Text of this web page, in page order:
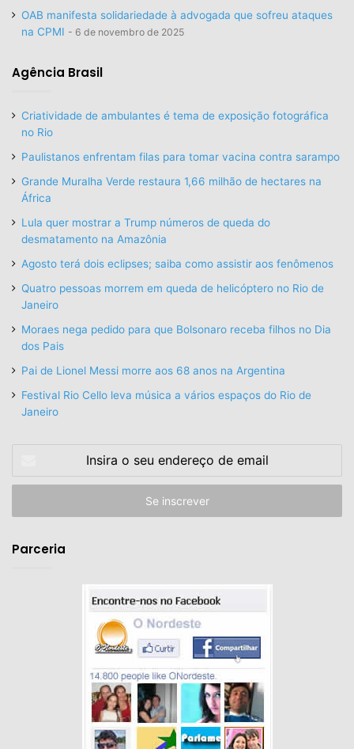
OAB manifesta solidariedade à advogada que sofreu ataques
na CPMI
6 de novembro de 2025
Agência Brasil
Criatividade de ambulantes é tema de exposição fotográfica
no Rio
Paulistanos enfrentam filas para tomar vacina contra sarampo
Grande Muralha Verde restaura 1,66 milhão de hectares na
África
Lula quer mostrar a Trump números de queda do
desmatamento na Amazônia
Agosto terá dois eclipses; saiba como assistir aos fenômenos
Quatro pessoas morrem em queda de helicóptero no Rio de
Janeiro
Moraes nega pedido para que Bolsonaro receba filhos no Dia
dos Pais
Pai de Lionel Messi morre aos 68 anos na Argentina
Festival Rio Cello leva música a vários espaços do Rio de
Janeiro
seu
de
Parceria